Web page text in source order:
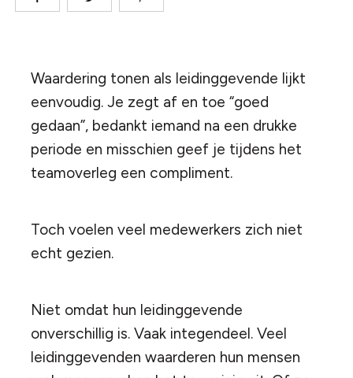
Waardering tonen als leidinggevende lijkt
eenvoudig. Je zegt af en toe “goed
gedaan”, bedankt iemand na een drukke
periode en misschien geef je tijdens het
teamoverleg een compliment.
Toch voelen veel medewerkers zich niet
echt gezien.
Niet omdat hun leidinggevende
onverschillig is. Vaak integendeel. Veel
leidinggevenden waarderen hun mensen